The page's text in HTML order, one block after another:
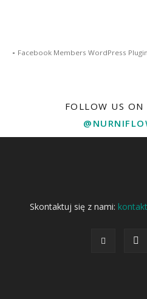
- Facebook Members WordPress Plugin
FOLLOW US ON
Skontaktuj się z nami: